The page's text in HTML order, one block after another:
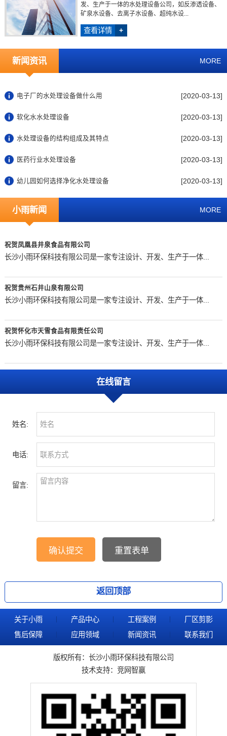
发、生产于一体的水处理设备公司，如反渗透设备、
矿泉水设备、去离子水设备、超纯水设...
查看详情 +
新闻资讯 MORE
电子厂的水处理设备做什么用 [2020-03-13]
软化水水处理设备 [2020-03-13]
水处理设备的结构组成及其特点 [2020-03-13]
医药行业水处理设备 [2020-03-13]
幼儿园如何选择净化水处理设备 [2020-03-13]
小雨新闻 MORE
祝贺凤凰县井泉食品有限公司
长沙小雨环保科技有限公司是一家专注设计、开发、生产于一体...
祝贺贵州石井山泉有限公司
长沙小雨环保科技有限公司是一家专注设计、开发、生产于一体...
祝贺怀化市天雪食品有限责任公司
长沙小雨环保科技有限公司是一家专注设计、开发、生产于一体...
在线留言
姓名:
电话:
留言:
返回顶部
关于小雨 产品中心 工程案例
厂区剪影
售后保障
应用领域 新闻资讯 联系我们
版权所有：长沙小雨环保科技有限公司
技术支持： 竞网智赢